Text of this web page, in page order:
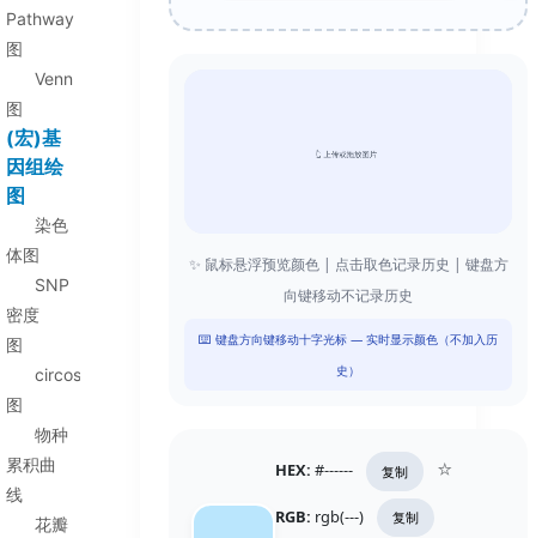
Pathway
图
Venn
图
(宏)基
因组绘
图
染色
体图
SNP
密度
图
circos
图
物种
累积曲
线
花瓣
✨ 鼠标悬浮预览颜色 | 点击取色记录历史 | 键盘方
向键移动不记录历史
⌨️ 键盘方向键移动十字光标 — 实时显示颜色（不加入历
史）
HEX: #------ 复制 ⭐
RGB: rgb(---) 复制